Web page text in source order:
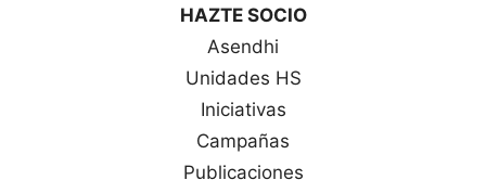
HAZTE SOCIO
Asendhi
Unidades HS
Iniciativas
Campañas
Publicaciones